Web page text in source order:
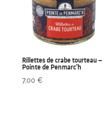
Rillettes de crabe tourteau –
Pointe de Penmarc’h
7,00 €